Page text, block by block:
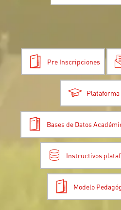
Especialización
de Seguridad y
Especialización
Pre Inscripciones
Bases de Datos
Instructivos
Modelo